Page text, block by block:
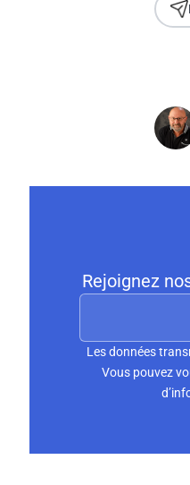
Rejoignez
Les données
Vous pouvez